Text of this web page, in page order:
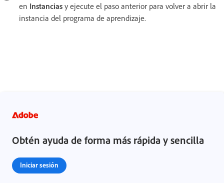
en Instancias y ejecute el paso anterior para volver a abrir la
instancia del programa de aprendizaje.
Obtén ayuda de forma más rápida y sencilla
Iniciar sesión